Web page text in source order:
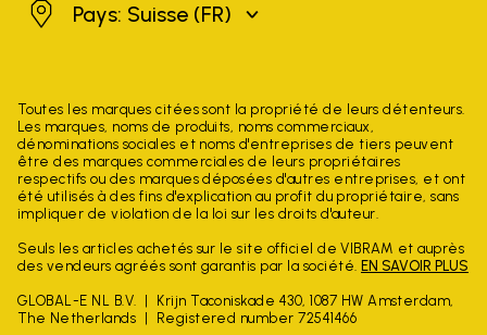
SuissePays: Suisse (FR)
Toutes les marques citées sont la propriété de leurs détenteurs.
Les marques, noms de produits, noms commerciaux,
dénominations sociales et noms d'entreprises de tiers peuvent
être des marques commerciales de leurs propriétaires
respectifs ou des marques déposées d'autres entreprises, et ont
été utilisés à des fins d'explication au profit du propriétaire, sans
impliquer de violation de la loi sur les droits d'auteur.
Seuls les articles achetés sur le site officiel de VIBRAM et auprès
des vendeurs agréés sont garantis par la société. EN SAVOIR PLUS
GLOBAL-E NL B.V.
Krijn Taconiskade 430, 1087 HW Amsterdam,
The Netherlands
Registered number 72541466